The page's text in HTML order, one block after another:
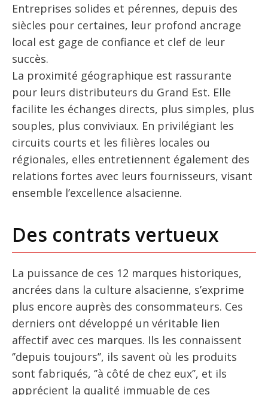
Entreprises solides et pérennes, depuis des
siècles pour certaines, leur profond ancrage
local est gage de confiance et clef de leur
succès.
La proximité géographique est rassurante
pour leurs distributeurs du Grand Est. Elle
facilite les échanges directs, plus simples, plus
souples, plus conviviaux. En privilégiant les
circuits courts et les filières locales ou
régionales, elles entretiennent également des
relations fortes avec leurs fournisseurs, visant
ensemble l’excellence alsacienne.
Des contrats vertueux
La puissance de ces 12 marques historiques,
ancrées dans la culture alsacienne, s’exprime
plus encore auprès des consommateurs. Ces
derniers ont développé un véritable lien
affectif avec ces marques. Ils les connaissent
‘’depuis toujours’’, ils savent où les produits
sont fabriqués, ‘’à côté de chez eux’’, et ils
apprécient la qualité immuable de ces